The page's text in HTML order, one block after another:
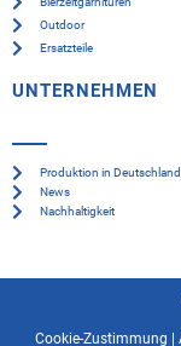
Outdoor
Ersatzteile
UNTERNEHMEN
Produktion in Deutschland
News
Nachhaltigkeit
Cookie-Zustimmung